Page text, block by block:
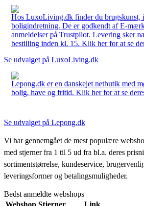
Hos LuxoLiving.dk finder du brugskunst,
boligindretning. De er godkendt af E-
anmeldelser på Trustpilot. Levering sker
bestilling inden kl. 15. Klik her for at se
Se udvalget på LuxoLiving.dk
Lepong.dk er en danskejet netbutik med
bolig, have og fritid. Klik her for at se
Se udvalget på Lepong.dk
Vi har gennemgået de mest populære
med stjerner fra 1 til 5 ud fra bl.a. deres
sortimentstørrelse, kundeservice,
leveringsformer og betalingsmuligheder.
Bedst anmeldte webshops
Webshop Stjerner Link